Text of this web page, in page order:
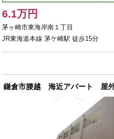
6.1万円
茅ヶ崎市東海岸南１丁目
JR東海道本線 茅ケ崎駅 徒歩15分
鎌倉市腰越 海近アパート 屋